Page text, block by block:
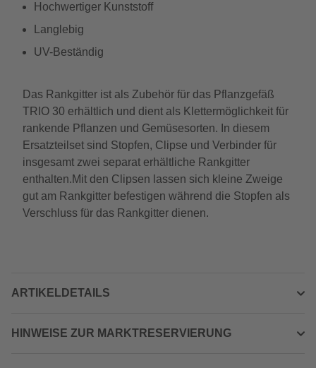
Hochwertiger Kunststoff
Langlebig
UV-Beständig
Das Rankgitter ist als Zubehör für das Pflanzgefäß
TRIO 30 erhältlich und dient als Klettermöglichkeit für
rankende Pflanzen und Gemüsesorten. In diesem
Ersatzteilset sind Stopfen, Clipse und Verbinder für
insgesamt zwei separat erhältliche Rankgitter
enthalten.Mit den Clipsen lassen sich kleine Zweige
gut am Rankgitter befestigen während die Stopfen als
Verschluss für das Rankgitter dienen.
ARTIKELDETAILS
HINWEISE ZUR MARKTRESERVIERUNG